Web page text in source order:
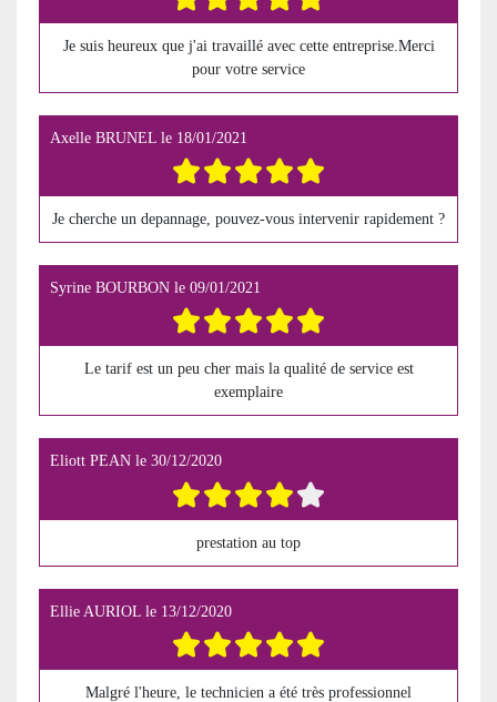
Je suis heureux que j'ai travaillé avec cette entreprise.Merci
pour votre service
Axelle BRUNEL le 18/01/2021
Je cherche un depannage, pouvez-vous intervenir rapidement ?
Syrine BOURBON le 09/01/2021
Le tarif est un peu cher mais la qualité de service est
exemplaire
Eliott PEAN le 30/12/2020
prestation au top
Ellie AURIOL le 13/12/2020
Malgré l'heure, le technicien a été très professionnel